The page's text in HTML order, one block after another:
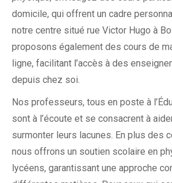
domicile, qui offrent un cadre
notre centre situé rue Victor Hugo à
proposons également des cours de
ligne, facilitant l’accès à des
depuis chez soi.
Nos professeurs, tous en poste à
sont à l’écoute et se consacrent à
surmonter leurs lacunes. En plus des
nous offrons un soutien scolaire en
lycéens, garantissant une approche